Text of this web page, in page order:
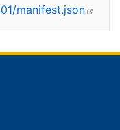
manifest.json